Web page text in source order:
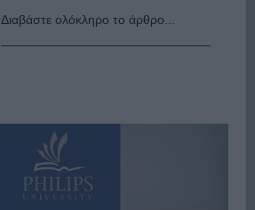
Διαβάστε ολόκληρο το άρθρο...